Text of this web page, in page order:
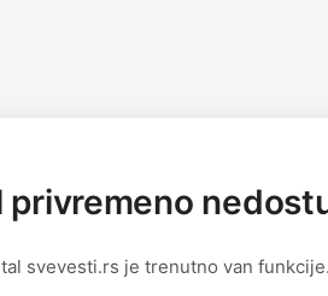
privremeno
svevesti.rs je trenutno van funkcije.